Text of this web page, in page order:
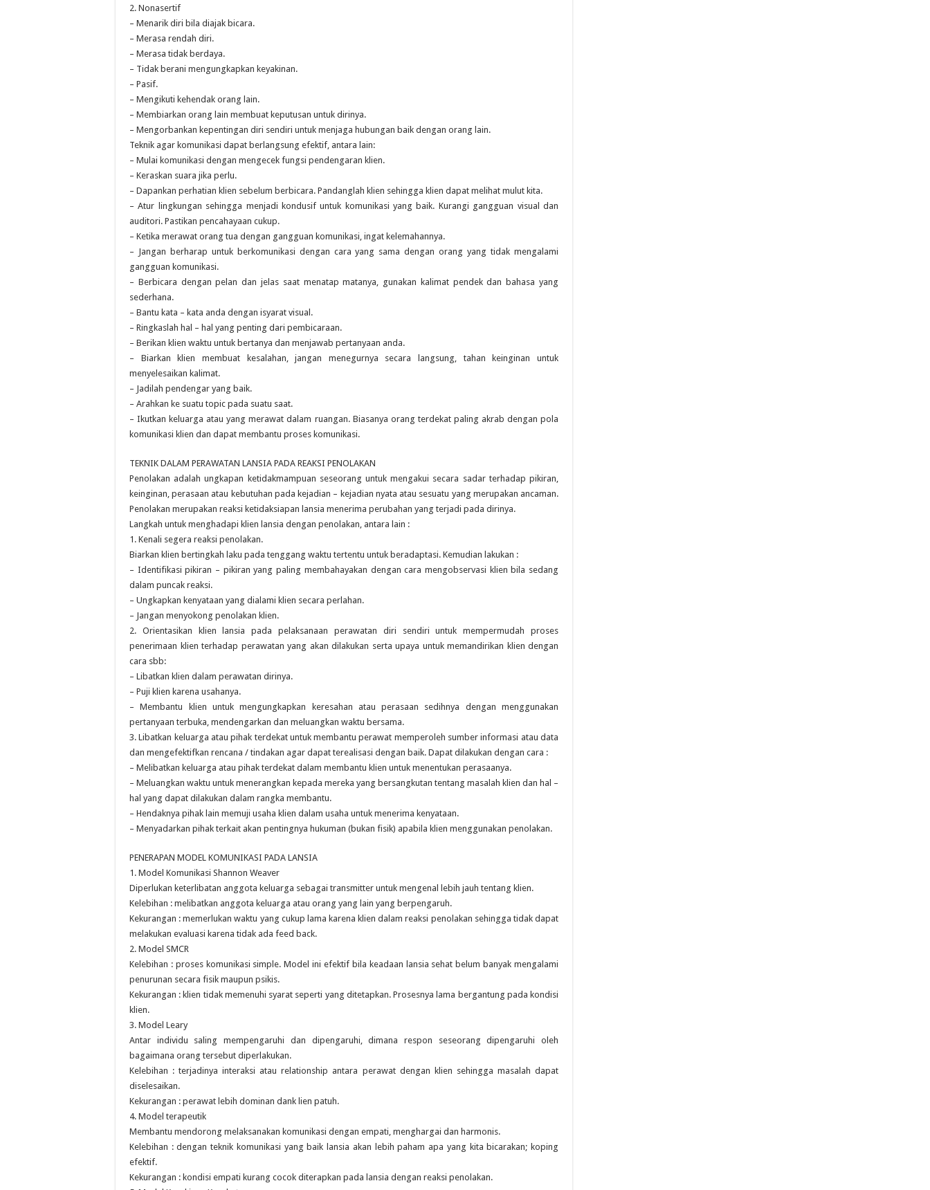
2. Nonasertif
– Menarik diri bila diajak bicara.
– Merasa rendah diri.
– Merasa tidak berdaya.
– Tidak berani mengungkapkan keyakinan.
– Pasif.
– Mengikuti kehendak orang lain.
– Membiarkan orang lain membuat keputusan untuk dirinya.
– Mengorbankan kepentingan diri sendiri untuk menjaga hubungan baik dengan orang lain.
Teknik agar komunikasi dapat berlangsung efektif, antara lain:
– Mulai komunikasi dengan mengecek fungsi pendengaran klien.
– Keraskan suara jika perlu.
– Dapankan perhatian klien sebelum berbicara. Pandanglah klien sehingga klien dapat melihat mulut kita.
– Atur lingkungan sehingga menjadi kondusif untuk komunikasi yang baik. Kurangi gangguan visual dan
auditori. Pastikan pencahayaan cukup.
– Ketika merawat orang tua dengan gangguan komunikasi, ingat kelemahannya.
– Jangan berharap untuk berkomunikasi dengan cara yang sama dengan orang yang tidak mengalami
gangguan komunikasi.
– Berbicara dengan pelan dan jelas saat menatap matanya, gunakan kalimat pendek dan bahasa yang
sederhana.
– Bantu kata – kata anda dengan isyarat visual.
– Ringkaslah hal – hal yang penting dari pembicaraan.
– Berikan klien waktu untuk bertanya dan menjawab pertanyaan anda.
– Biarkan klien membuat kesalahan, jangan menegurnya secara langsung, tahan keinginan untuk
menyelesaikan kalimat.
– Jadilah pendengar yang baik.
– Arahkan ke suatu topic pada suatu saat.
– Ikutkan keluarga atau yang merawat dalam ruangan. Biasanya orang terdekat paling akrab dengan pola
komunikasi klien dan dapat membantu proses komunikasi.
TEKNIK DALAM PERAWATAN LANSIA PADA REAKSI PENOLAKAN
Penolakan adalah ungkapan ketidakmampuan seseorang untuk mengakui secara sadar terhadap pikiran,
keinginan, perasaan atau kebutuhan pada kejadian – kejadian nyata atau sesuatu yang merupakan ancaman.
Penolakan merupakan reaksi ketidaksiapan lansia menerima perubahan yang terjadi pada dirinya.
Langkah untuk menghadapi klien lansia dengan penolakan, antara lain :
1. Kenali segera reaksi penolakan.
Biarkan klien bertingkah laku pada tenggang waktu tertentu untuk beradaptasi. Kemudian lakukan :
– Identifikasi pikiran – pikiran yang paling membahayakan dengan cara mengobservasi klien bila sedang
dalam puncak reaksi.
– Ungkapkan kenyataan yang dialami klien secara perlahan.
– Jangan menyokong penolakan klien.
2. Orientasikan klien lansia pada pelaksanaan perawatan diri sendiri untuk mempermudah proses
penerimaan klien terhadap perawatan yang akan dilakukan serta upaya untuk memandirikan klien dengan
cara sbb:
– Libatkan klien dalam perawatan dirinya.
– Puji klien karena usahanya.
– Membantu klien untuk mengungkapkan keresahan atau perasaan sedihnya dengan menggunakan
pertanyaan terbuka, mendengarkan dan meluangkan waktu bersama.
3. Libatkan keluarga atau pihak terdekat untuk membantu perawat memperoleh sumber informasi atau data
dan mengefektifkan rencana / tindakan agar dapat terealisasi dengan baik. Dapat dilakukan dengan cara :
– Melibatkan keluarga atau pihak terdekat dalam membantu klien untuk menentukan perasaanya.
– Meluangkan waktu untuk menerangkan kepada mereka yang bersangkutan tentang masalah klien dan hal –
hal yang dapat dilakukan dalam rangka membantu.
– Hendaknya pihak lain memuji usaha klien dalam usaha untuk menerima kenyataan.
– Menyadarkan pihak terkait akan pentingnya hukuman (bukan fisik) apabila klien menggunakan penolakan.
PENERAPAN MODEL KOMUNIKASI PADA LANSIA
1. Model Komunikasi Shannon Weaver
Diperlukan keterlibatan anggota keluarga sebagai transmitter untuk mengenal lebih jauh tentang klien.
Kelebihan : melibatkan anggota keluarga atau orang yang lain yang berpengaruh.
Kekurangan : memerlukan waktu yang cukup lama karena klien dalam reaksi penolakan sehingga tidak dapat
melakukan evaluasi karena tidak ada feed back.
2. Model SMCR
Kelebihan : proses komunikasi simple. Model ini efektif bila keadaan lansia sehat belum banyak mengalami
penurunan secara fisik maupun psikis.
Kekurangan : klien tidak memenuhi syarat seperti yang ditetapkan. Prosesnya lama bergantung pada kondisi
klien.
3. Model Leary
Antar individu saling mempengaruhi dan dipengaruhi, dimana respon seseorang dipengaruhi oleh
bagaimana orang tersebut diperlakukan.
Kelebihan : terjadinya interaksi atau relationship antara perawat dengan klien sehingga masalah dapat
diselesaikan.
Kekurangan : perawat lebih dominan dank lien patuh.
4. Model terapeutik
Membantu mendorong melaksanakan komunikasi dengan empati, menghargai dan harmonis.
Kelebihan : dengan teknik komunikasi yang baik lansia akan lebih paham apa yang kita bicarakan; koping
efektif.
Kekurangan : kondisi empati kurang cocok diterapkan pada lansia dengan reaksi penolakan.